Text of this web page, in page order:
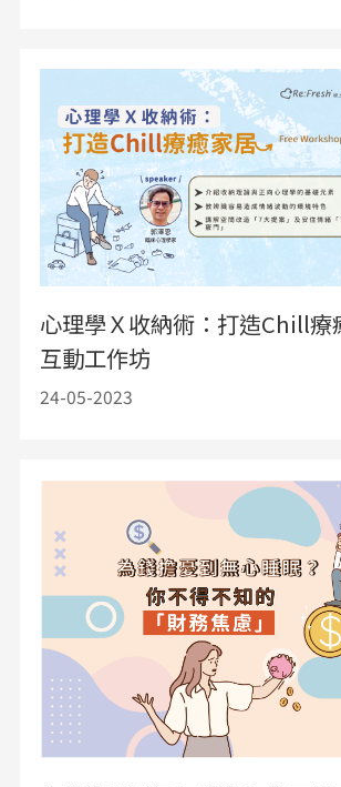
心理學Ｘ收納術：打造Chill療
互動工作坊
24-05-2023